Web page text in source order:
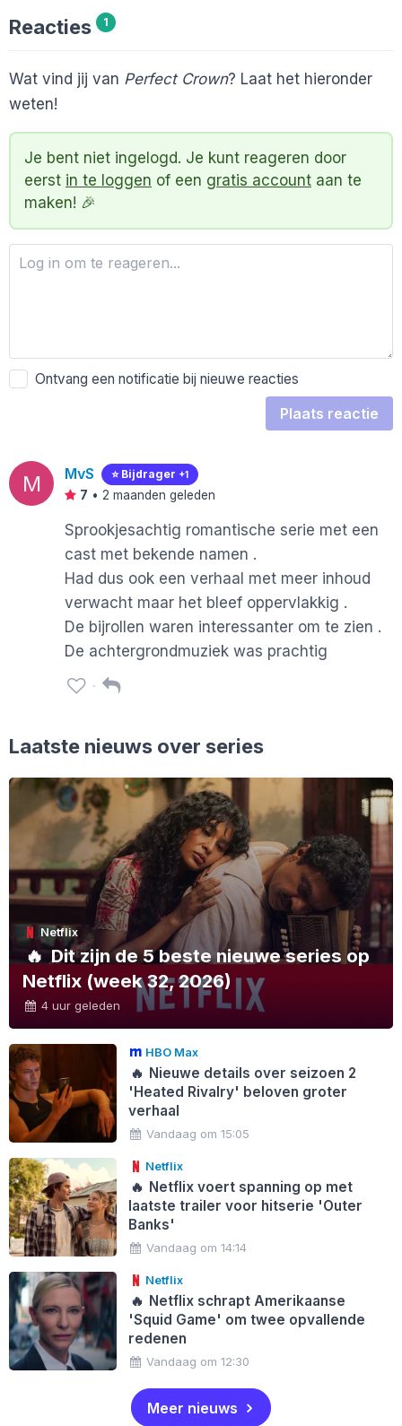
Reacties 1
Wat vind jij van Perfect Crown? Laat het hieronder
weten!
Je bent niet ingelogd. Je kunt reageren door
eerst in te loggen of een gratis account aan te
maken! 🎉
Ontvang een notificatie bij nieuwe reacties
Plaats reactie
M MvS ⭐️ Bijdrager +1
7 • 2 maanden geleden
Sprookjesachtig romantische serie met een
cast met bekende namen .
Had dus ook een verhaal met meer inhoud
verwacht maar het bleef oppervlakkig .
De bijrollen waren interessanter om te zien .
De achtergrondmuziek was prachtig
Laatste nieuws over series
Netflix
🔥Dit zijn de 5 beste nieuwe series op
Netflix (week 32, 2026)
4 uur geleden
HBO Max
🔥 Nieuwe details over seizoen 2
'Heated Rivalry' beloven groter
verhaal
Vandaag om 15:05
Netflix
🔥 Netflix voert spanning op met
laatste trailer voor hitserie 'Outer
Banks'
Vandaag om 14:14
Netflix
🔥 Netflix schrapt Amerikaanse
'Squid Game' om twee opvallende
redenen
Vandaag om 12:30
Meer nieuws